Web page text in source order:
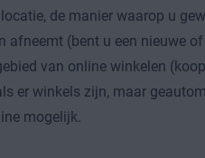
de manier waarop u
afneemt (bent u een nieuwe
van online winkelen
er winkels zijn, maar
mogelijk.